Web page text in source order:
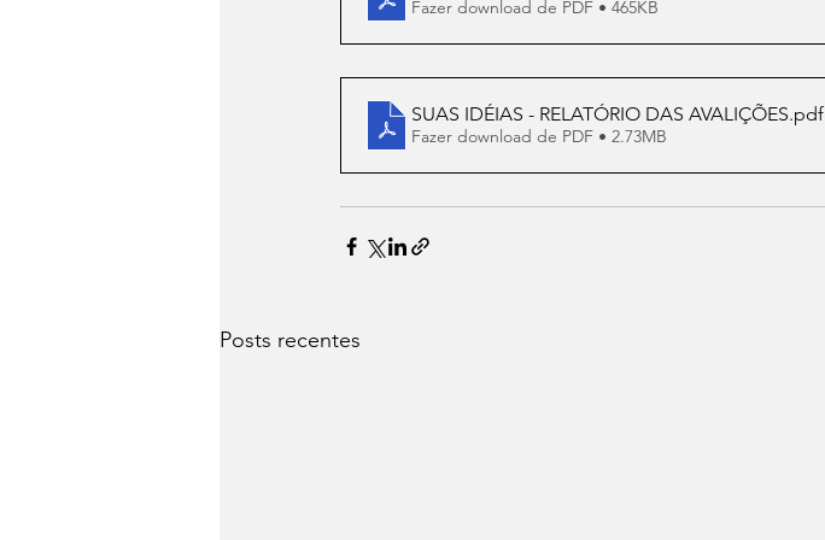
Fazer download de PDF • 465KB
SUAS IDÉIAS - RELATÓRIO DAS AVALIÇÕES.pdf
Fazer download de PDF • 2.73MB
Posts recentes